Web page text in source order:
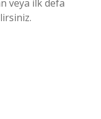
veya ilk defa